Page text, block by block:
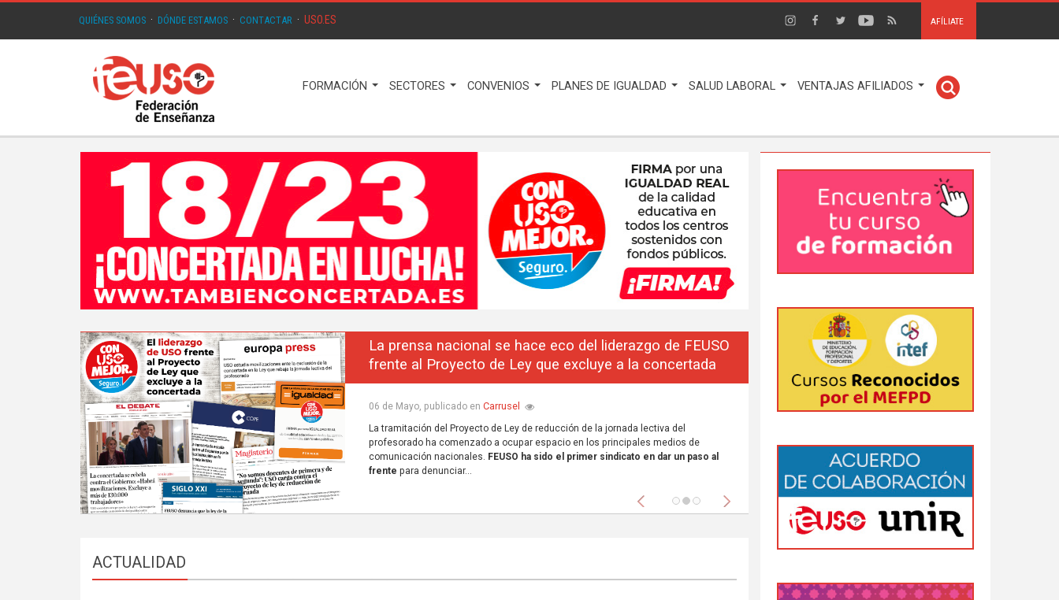
QUIÉNES SOMOS · DÓNDE ESTAMOS · CONTACTAR · USO.ES AFÍLIATE
FORMACIÓN SECTORES CONVENIOS PLANES DE IGUALDAD SALUD LABORAL VENTAJAS AFILIADOS
La prensa nacional se hace eco del liderazgo de FEUSO
frente al Proyecto de Ley que excluye a la concertada
06 de Mayo, publicado en Carrusel
La tramitación del Proyecto de Ley de reducción de la jornada lectiva del
profesorado ha comenzado a ocupar espacio en los principales medios de
comunicación nacionales. FEUSO ha sido el primer sindicato en dar un paso al
frente para denunciar...
Anterior Siguiente
ACTUALIDAD